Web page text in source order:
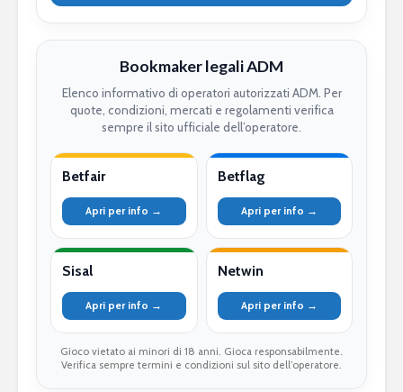
Bookmaker legali ADM
Elenco informativo di operatori autorizzati ADM. Per
quote, condizioni, mercati e regolamenti verifica
sempre il sito ufficiale dell’operatore.
Betfair
Apri per info →
Betflag
Apri per info →
Sisal
Apri per info →
Netwin
Apri per info →
Gioco vietato ai minori di 18 anni. Gioca responsabilmente.
Verifica sempre termini e condizioni sul sito dell’operatore.